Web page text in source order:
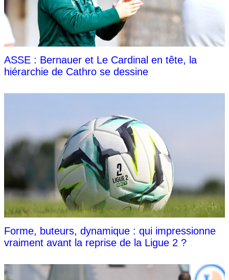
ASSE : Bernauer et Le Cardinal en tête, la
hiérarchie de Cathro se dessine
Forme, buteurs, dynamique : qui impressionne
vraiment avant la reprise de la Ligue 2 ?